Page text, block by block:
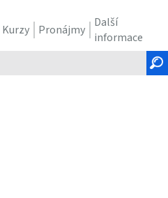
Kurzy Pronájmy
Další
informace